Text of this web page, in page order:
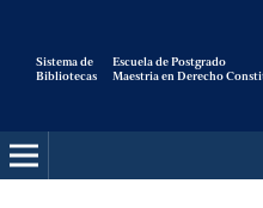
Sistema de
Bibliotecas
Escuela de Postgrado
Maestria en Derecho